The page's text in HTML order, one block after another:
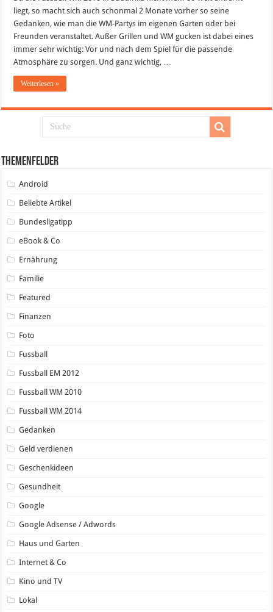
liegt, so macht sich auch schonmal 2 Monate vorher so seine
Gedanken, wie man die WM-Partys im eigenen Garten oder bei
Freunden veranstaltet. Außer Grillen und WM gucken ist dabei eines
immer sehr wichtig: Vor und nach dem Spiel für die passende
Atmosphäre zu sorgen. Und ganz wichtig, …
Weiterlesen »
Themenfelder
Android
Beliebte Artikel
Bundesligatipp
eBook & Co
Ernährung
Familie
Featured
Finanzen
Foto
Fussball
Fussball EM 2012
Fussball WM 2010
Fussball WM 2014
Gedanken
Geld verdienen
Geschenkideen
Gesundheit
Google
Google Adsense / Adwords
Haus und Garten
Internet & Co
Kino und TV
Lokal